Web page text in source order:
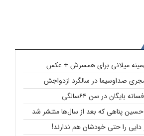
میلانی برای همسرش + عکس
صداوسیما در سالگرد ازدواجش
در سن ۶۴سالگی
پناهی که بعد از سال‌ها منتشر شد
را حتی خودشان هم ندارند!